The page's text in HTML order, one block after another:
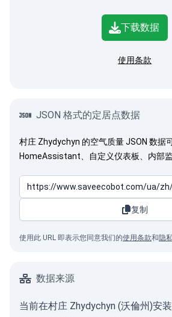
下载数据
使用条款
JSON 格式的定居点数据
村庄 Zhydychyn 的空气质量 JSON 数据
HomeAssistant、自定义仪表板、内部监
复制
使用此 URL 即表示您同意我们的使用条款和隐
数据来源
当前在村庄 Zhydychyn (沃倫州)安